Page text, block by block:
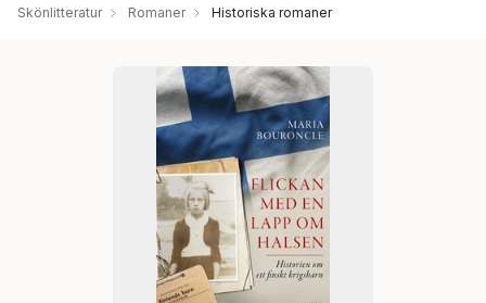
Skönlitteratur Romaner Historiska romaner